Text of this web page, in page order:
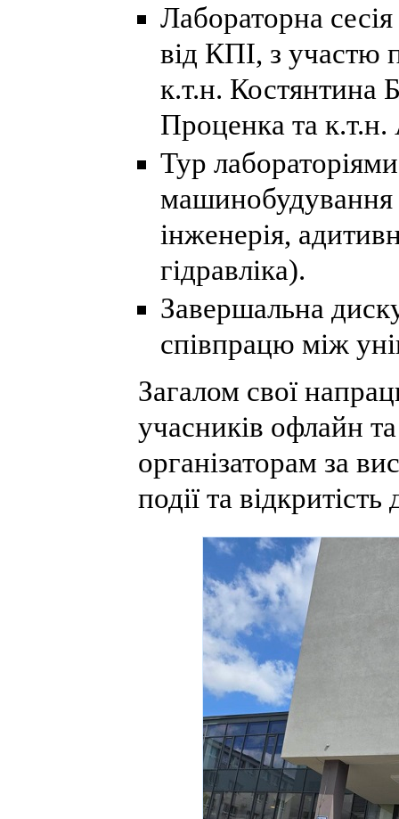
Лабораторна сесія
від КПІ, з участю
к.т.н. Костянтина
Проценка та
Тур
машинобудування
інженерія,
гідравліка).
Завершальна
співпрацю між
Загалом свої
учасників офлайн
організаторам за
події та відкритість